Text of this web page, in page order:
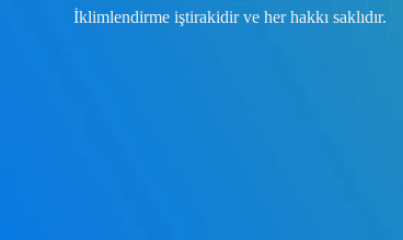
İklimlendirme iştirakidir ve her hakkı saklıdır.